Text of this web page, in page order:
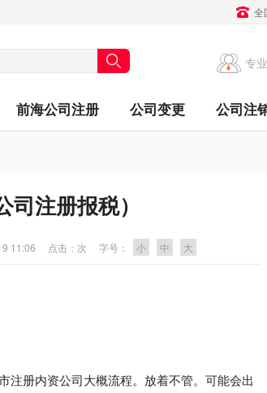
全
专
前海公司注册 公司变更 公司注
注册报税）
11:06 点击： 次 字号： 小 中 大
注册内资公司大概流程。放着不管。可能会出